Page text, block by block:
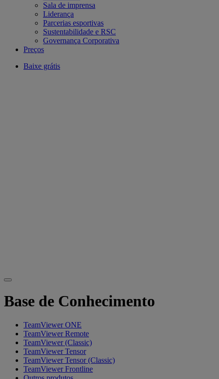
Sala de imprensa
Liderança
Parcerias esportivas
Sustentabilidade e RSC
Governança Corporativa
Preços
Baixe grátis
Base de Conhecimento
TeamViewer ONE
TeamViewer Remote
TeamViewer (Classic)
TeamViewer Tensor
TeamViewer Tensor (Classic)
TeamViewer Frontline